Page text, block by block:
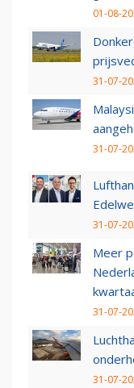
01-08-
31-07-
31-07-
31-07-
Meer
31-07-
31-07-